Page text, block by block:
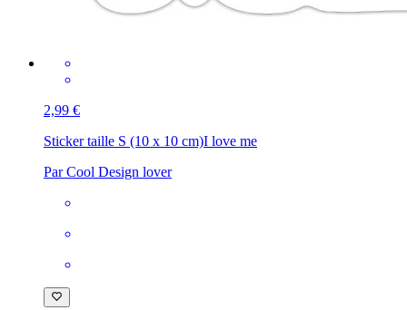
2,99 €
Sticker taille S (10 x 10 cm)I love me
Par Cool Design lover